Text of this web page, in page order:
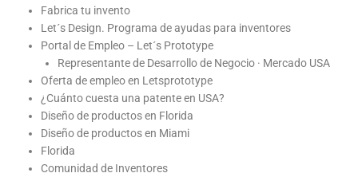
Fabrica tu invento
Let´s Design. Programa de ayudas para inventores
Portal de Empleo – Let´s Prototype
Representante de Desarrollo de Negocio · Mercado USA
Oferta de empleo en Letsprototype
¿Cuánto cuesta una patente en USA?
Diseño de productos en Florida
Diseño de productos en Miami
Florida
Comunidad de Inventores